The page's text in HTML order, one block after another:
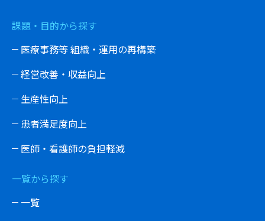
課題・目的から探す
医療事務等 組織・運用の再構築
経営改善・収益向上
生産性向上
患者満足度向上
医師・看護師の負担軽減
一覧から探す
一覧